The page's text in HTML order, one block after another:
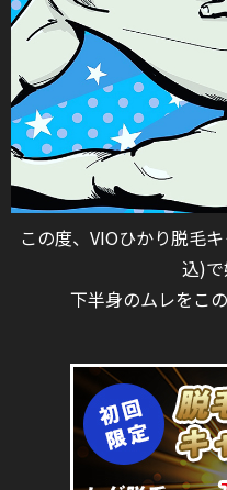
この度、VIOひかり脱毛
込)で
下半身のムレをこ